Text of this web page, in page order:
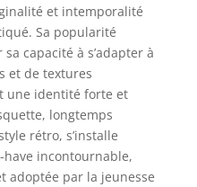
et intemporalité
Sa popularité
capacité à s’adapter à
et de textures
une identité forte et
longtemps
rétro, s’installe
incontournable,
adoptée par la jeunesse